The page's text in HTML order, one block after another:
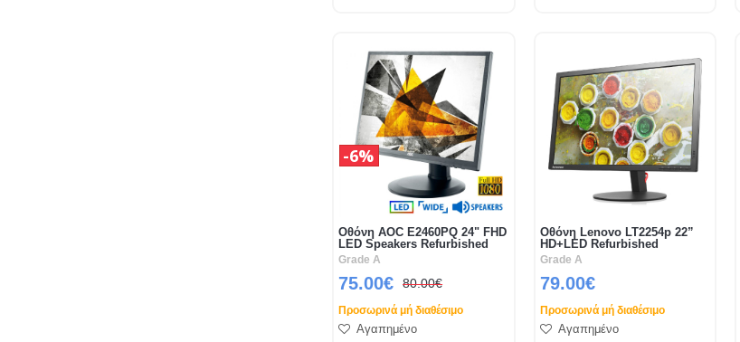
Οθόνη AOC E2460PQ 24" FHD
LED Speakers Refurbished
Grade A
75.00€ 80.00€
6%
Προσωρινά μή διαθέσιμο
Αγαπημένο
Οθόνη Lenovo LT2254p 22”
HD+LED Refurbished
Grade A
79.00€
Προσωρινά μή διαθέσιμο
Αγαπημένο